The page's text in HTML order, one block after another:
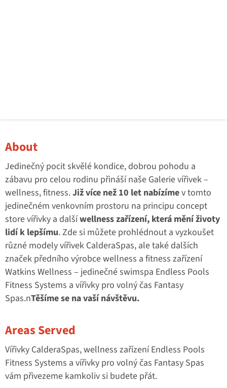
About
Jedinečný pocit skvělé kondice, dobrou pohodu a
zábavu pro celou rodinu přináší naše Galerie vířivek –
wellness, fitness.Již více než 10 let nabízímev tomto
jedinečném venkovním prostoru na principu concept
store vířivky a dalšíwellness zařízení, která mění životy
lidí k lepšímu. Zde si můžete prohlédnout a vyzkoušet
různé modely vířivek CalderaSpas, ale také dalších
značek předního výrobce wellness a fitness zařízení
Watkins Wellness – jedinečné swimspa Endless Pools
Fitness Systems a vířivky pro volný čas Fantasy
Spas.nTěšíme se na vaší návštěvu.
Areas Served
Vířivky CalderaSpas, wellness zařízení Endless Pools
Fitness Systems a vířivky pro volný čas Fantasy Spas
vám přivezeme kamkoliv si budete přát.